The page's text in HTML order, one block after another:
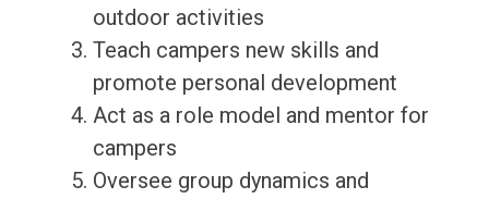
outdoor activities
Teach campers new skills and
promote personal development
Act as a role model and mentor for
campers
Oversee group dynamics and